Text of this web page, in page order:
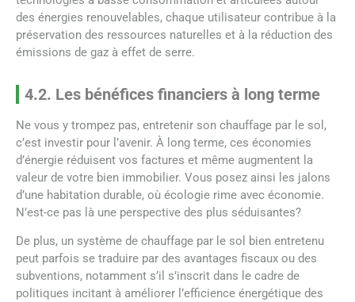
des énergies renouvelables, chaque utilisateur contribue à la
préservation des ressources naturelles et à la réduction des
émissions de gaz à effet de serre.
4.2. Les bénéfices financiers à long terme
Ne vous y trompez pas, entretenir son chauffage par le sol,
c’est investir pour l’avenir. À long terme, ces économies
d’énergie réduisent vos factures et même augmentent la
valeur de votre bien immobilier. Vous posez ainsi les jalons
d’une habitation durable, où écologie rime avec économie.
N’est-ce pas là une perspective des plus séduisantes?
De plus, un système de chauffage par le sol bien entretenu
peut parfois se traduire par des avantages fiscaux ou des
subventions, notamment s’il s’inscrit dans le cadre de
politiques incitant à améliorer l’efficience énergétique des